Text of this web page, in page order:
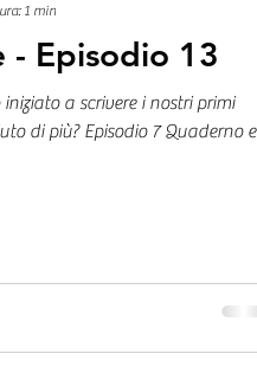
- Episodio 13
a scrivere i nostri primi
di più? Episodio 7 Quaderno e
1 min